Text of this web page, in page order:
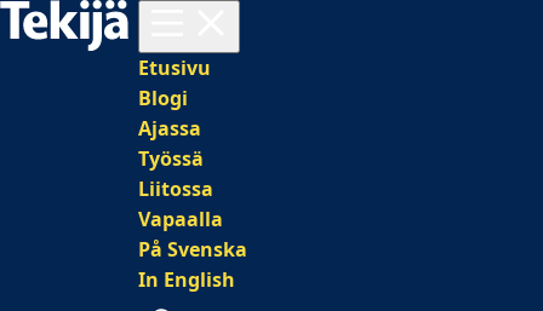
Päävalikko
Etusivu
Blogi
Ajassa
Työssä
Liitossa
Vapaalla
På Svenska
In English